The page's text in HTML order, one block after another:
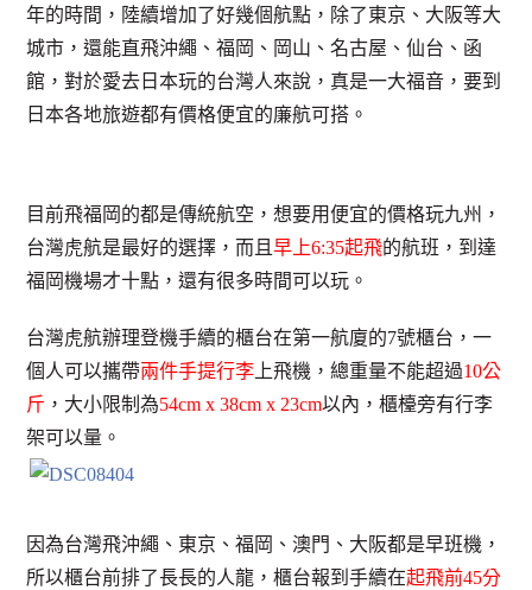
年的時間，陸續增加了好幾個航點，除了東京、大阪等大
城市，還能直飛沖繩、福岡、岡山、名古屋、仙台、函
館，對於愛去日本玩的台灣人來說，真是一大福音，要到
日本各地旅遊都有價格便宜的廉航可搭。
目前飛福岡的都是傳統航空，想要用便宜的價格玩九州，
台灣虎航是最好的選擇，而且早上6:35起飛的航班，到達
福岡機場才十點，還有很多時間可以玩。
台灣虎航辦理登機手續的櫃台在第一航廈的7號櫃台，一
個人可以攜帶兩件手提行李 上飛機，總重量不能超過10公
斤 ，大小限制為54cm x 38cm x 23cm以內，櫃檯旁有行李
架可以量。
因為台灣飛沖繩、東京、福岡、澳門、大阪都是早班機，
所以櫃台前排了長長的人龍，櫃台報到手續在起飛前45分